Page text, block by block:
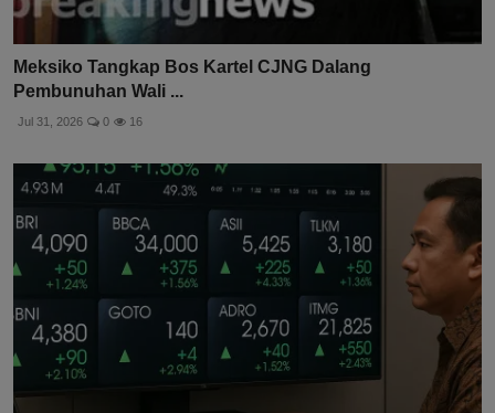
Meksiko Tangkap Bos Kartel CJNG Dalang
Pembunuhan Wali ...
Jul 31, 2026 0 16